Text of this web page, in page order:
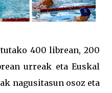
400 librean, 200
urreak eta Euskal
nagusitasun osoz eta